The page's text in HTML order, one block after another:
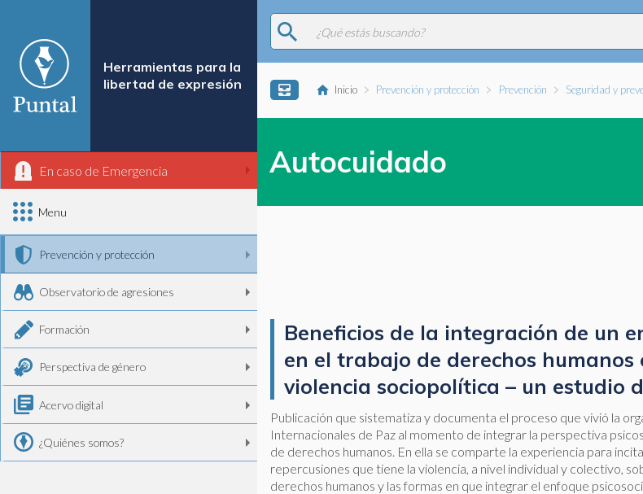
Herramientas para la
libertad de expresión
En caso de Emergencia
Menu
Prevención y protección
Observatorio de agresiones
Formación
Perspectiva de género
Acervo digital
¿Quiénes somos?
Inicio Prevención y protección Prevención Seguridad y
Autocuidado
Beneficios de la integración de un
en el trabajo de derechos humanos
violencia sociopolítica – un estudio
Publicación que sistematiza y documenta el proceso que vivió la
Internacionales de Paz al momento de integrar la perspectiva
de derechos humanos. En ella se comparte la experiencia para
repercusiones que tiene la violencia, a nivel individual y colectivo,
derechos humanos y las formas en que integrar el enfoque